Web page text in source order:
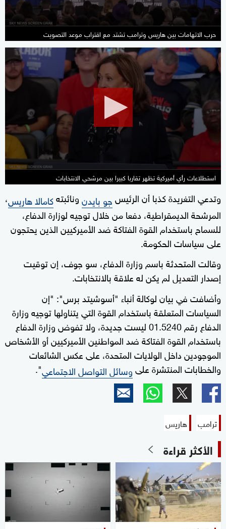
حرب الاتهامات بين هاريس وترامب تشتد مع اقتراب موعد التصويت
seconds
of
1
seconds
استطلاعات رأي أميركية تظهر تقاربا كبيرا بين مرشحي الانتخابات
وتدعي التغريدة كذبا أن الرئيسجو بايدنونائبتهكامالا هاريس،
المرشحة الديمقراطية، دفعا من خلال توجيه لوزارة الدفاع،
للسماح باستخدام القوة الفتاكة ضد الأميركيين الذين يحتجون
على سياسات الحكومة.
وقالت المتحدثة باسم وزارة الدفاع، سو جوف، إن توقيت
إصدار التعديل لم يكن له علاقة بالانتخابات.
وأضافت في بيان لوكالة أنباء "أسوشيتد برس": "إن
السياسات المتعلقة باستخدام القوة التي يتناولها توجيه وزارة
الدفاع رقم 01.5240 ليست جديدة، ولا تفوض وزارة الدفاع
باستخدام القوة الفتاكة ضد المواطنين الأميركيين أو الأشخاص
الموجودين داخل الولايات المتحدة، على عكس الشائعات
والخطابات المنتشرة علىوسائل التواصل الاجتماعي".
ترامب هاريس
الأكثر قراءة